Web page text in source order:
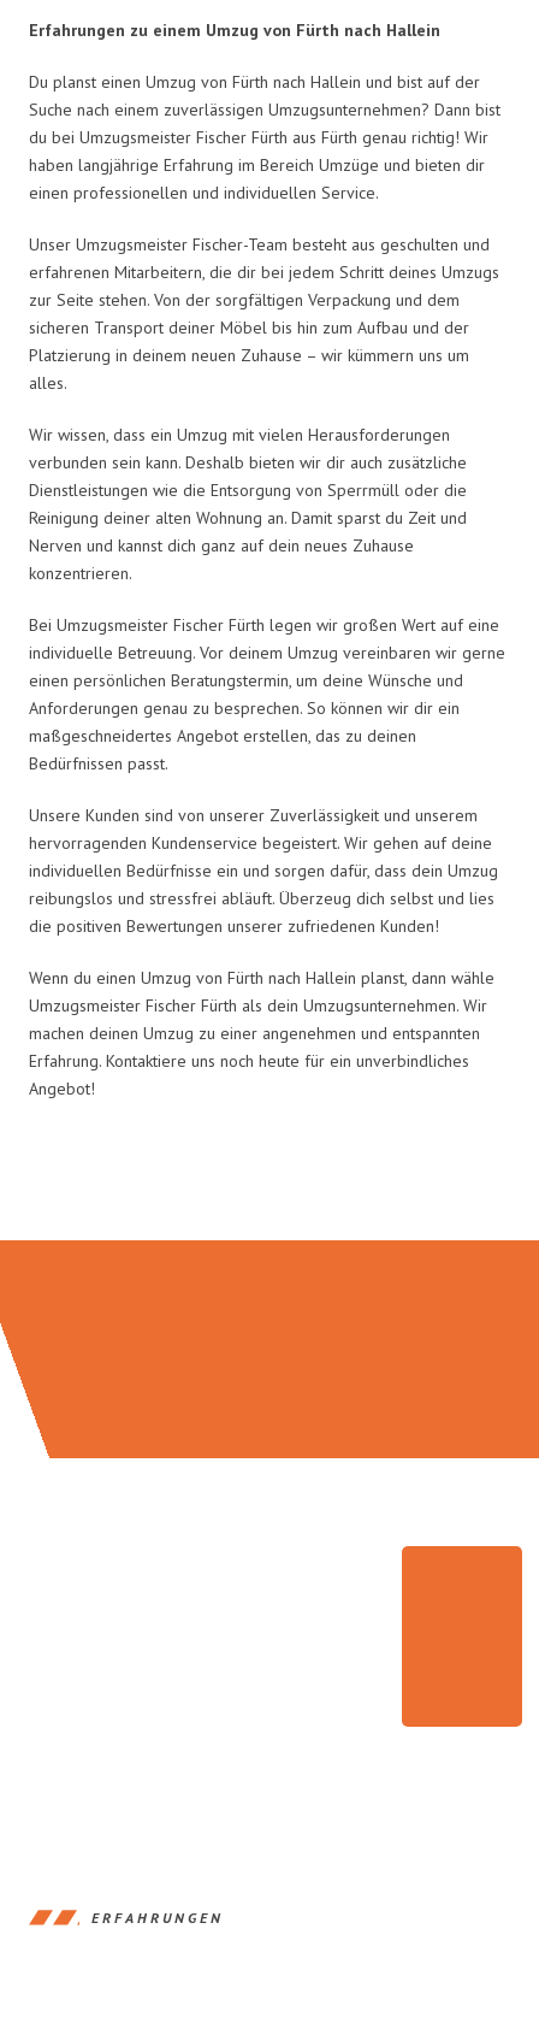
Erfahrungen zu einem Umzug von Fürth nach Hallein
Du planst einen Umzug von Fürth nach Hallein und bist auf der
Suche nach einem zuverlässigen Umzugsunternehmen? Dann bist
du bei Umzugsmeister Fischer Fürth aus Fürth genau richtig! Wir
haben langjährige Erfahrung im Bereich Umzüge und bieten dir
einen professionellen und individuellen Service.
Unser Umzugsmeister Fischer-Team besteht aus geschulten und
erfahrenen Mitarbeitern, die dir bei jedem Schritt deines Umzugs
zur Seite stehen. Von der sorgfältigen Verpackung und dem
sicheren Transport deiner Möbel bis hin zum Aufbau und der
Platzierung in deinem neuen Zuhause – wir kümmern uns um
alles.
Wir wissen, dass ein Umzug mit vielen Herausforderungen
verbunden sein kann. Deshalb bieten wir dir auch zusätzliche
Dienstleistungen wie die Entsorgung von Sperrmüll oder die
Reinigung deiner alten Wohnung an. Damit sparst du Zeit und
Nerven und kannst dich ganz auf dein neues Zuhause
konzentrieren.
Bei Umzugsmeister Fischer Fürth legen wir großen Wert auf eine
individuelle Betreuung. Vor deinem Umzug vereinbaren wir gerne
einen persönlichen Beratungstermin, um deine Wünsche und
Anforderungen genau zu besprechen. So können wir dir ein
maßgeschneidertes Angebot erstellen, das zu deinen
Bedürfnissen passt.
Unsere Kunden sind von unserer Zuverlässigkeit und unserem
hervorragenden Kundenservice begeistert. Wir gehen auf deine
individuellen Bedürfnisse ein und sorgen dafür, dass dein Umzug
reibungslos und stressfrei abläuft. Überzeug dich selbst und lies
die positiven Bewertungen unserer zufriedenen Kunden!
Wenn du einen Umzug von Fürth nach Hallein planst, dann wähle
Umzugsmeister Fischer Fürth als dein Umzugsunternehmen. Wir
machen deinen Umzug zu einer angenehmen und entspannten
Erfahrung. Kontaktiere uns noch heute für ein unverbindliches
Angebot!
ERFAHRUNGEN